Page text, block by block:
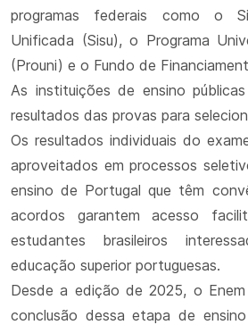
programas federais como o
Unificada (Sisu), o Programa
(Prouni) e o Fundo de
As instituições de ensino
resultados das provas para
Os resultados individuais do
aproveitados em processos
ensino de Portugal que têm
acordos garantem acesso
estudantes brasileiros
educação superior portuguesas.
Desde a edição de 2025, o
conclusão dessa etapa de